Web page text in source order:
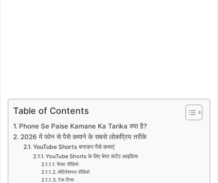
Table of Contents
Phone Se Paise Kamane Ka Tarika क्या है?
2026 में फोन से पैसे कमाने के सबसे लोकप्रिय तरीके
YouTube Shorts बनाकर पैसे कमाएं
YouTube Shorts के लिए बेस्ट कंटेंट आइडिया
फैक्ट वीडियो
मोटिवेशनल वीडियो
टेक टिप्स